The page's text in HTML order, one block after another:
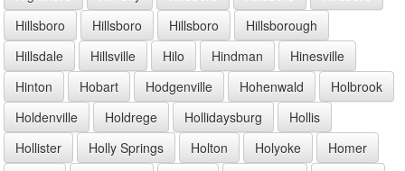
Hillsboro
Hillsboro Hillsboro
Hillsborough
Hillsdale
Hillsville Hilo Hindman
Hinesville
Hinton
Hobart Hodgenville Hohenwald
Holbrook
Holdenville
Holdrege Hollidaysburg
Hollis
Hollister
Holly Springs Holton Holyoke
Homer